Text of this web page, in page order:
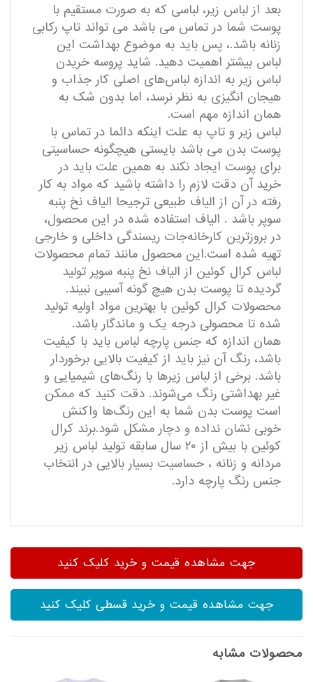
بعد از لباس زیر، لباسی که به صورت مستقیم با
پوست شما در تماس می باشد می تواند تاپ رکابی
زنانه باشد.، پس باید به موضوع بهداشت این
لباس بیشتر اهمیت دهید. شاید پروسه خریدن
لباس زیر به اندازه لباس‌های اصلی کار جذاب و
هیجان انگیزی به نظر نرسد، اما بدون شک به
همان اندازه مهم است.
لباس زیر و تاپ به علت اینکه دائما در تماس با
پوست بدن می باشد بایستی هیچگونه حساسیتی
برای پوست ایجاد نکند به همین علت باید در
خرید آن دقت لازم را داشته باشید که مواد به کار
رفته در آن از الیاف طبیعی ترجیحا الیاف نخ پنبه
سوپر باشد . الیاف استفاده شده در این محصول،
در بروزترین کارخانه‌جات ریسندگی داخلی و خارجی
تهیه شده است.این محصول مانند تمام محصولات
لباس کرال کوئین از الیاف نخ پنبه سوپر تولید
گردیده تا پوست بدن هیچ گونه آسیبی نبیند.
محصولات کرال کوئین با بهترین مواد اولیه تولید
شده تا محصولی درجه یک و ماندگار باشد.
همان اندازه که جنس پارچه لباس باید با کیفیت
باشد، رنگ آن نیز باید از کیفیت بالایی برخوردار
باشد. برخی از لباس زیرها با رنگ‌های شیمیایی و
غیر بهداشتی رنگ می‌شوند. دقت کنید که ممکن
است پوست بدن شما به این رنگ‌ها واکنش
خوبی نشان نداده و دچار مشکل شود.برند کرال
کوئین با بیش از ۲۰ سال سابقه تولید لباس زیر
مردانه و زنانه ، حساسیت بسیار بالایی در انتخاب
جنس رنگ پارچه دارد.
جهت مشاهده قیمت و خرید کلیک کنید
جهت مشاهده قیمت و خرید قسطی کلیک کنید
محصولات مشابه